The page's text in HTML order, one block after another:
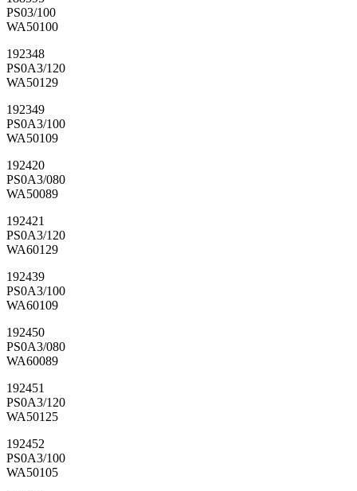
PS03/100
WA50100
192348
PS0A3/120
WA50129
192349
PS0A3/100
WA50109
192420
PS0A3/080
WA50089
192421
PS0A3/120
WA60129
192439
PS0A3/100
WA60109
192450
PS0A3/080
WA60089
192451
PS0A3/120
WA50125
192452
PS0A3/100
WA50105